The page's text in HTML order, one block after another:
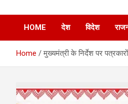
Kathait
Latest
News in
HOME देश विदेश
Home मुख्यमंत्री के निर्देश पर